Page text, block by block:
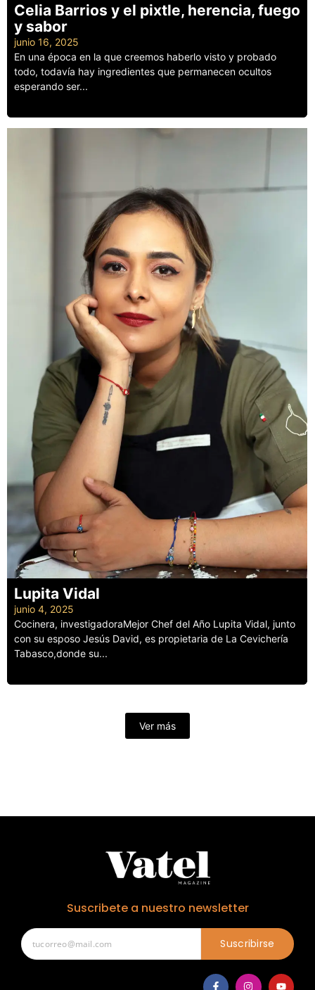
Celia Barrios y el pixtle, herencia, fuego
y sabor
junio 16, 2025
En una época en la que creemos haberlo visto y probado
todo, todavía hay ingredientes que permanecen ocultos
esperando ser...
Lupita Vidal
junio 4, 2025
Cocinera, investigadoraMejor Chef del Año Lupita Vidal, junto
con su esposo Jesús David, es propietaria de La Cevichería
Tabasco,donde su...
Ver más
Suscribete a nuestro newsletter
Suscribirse